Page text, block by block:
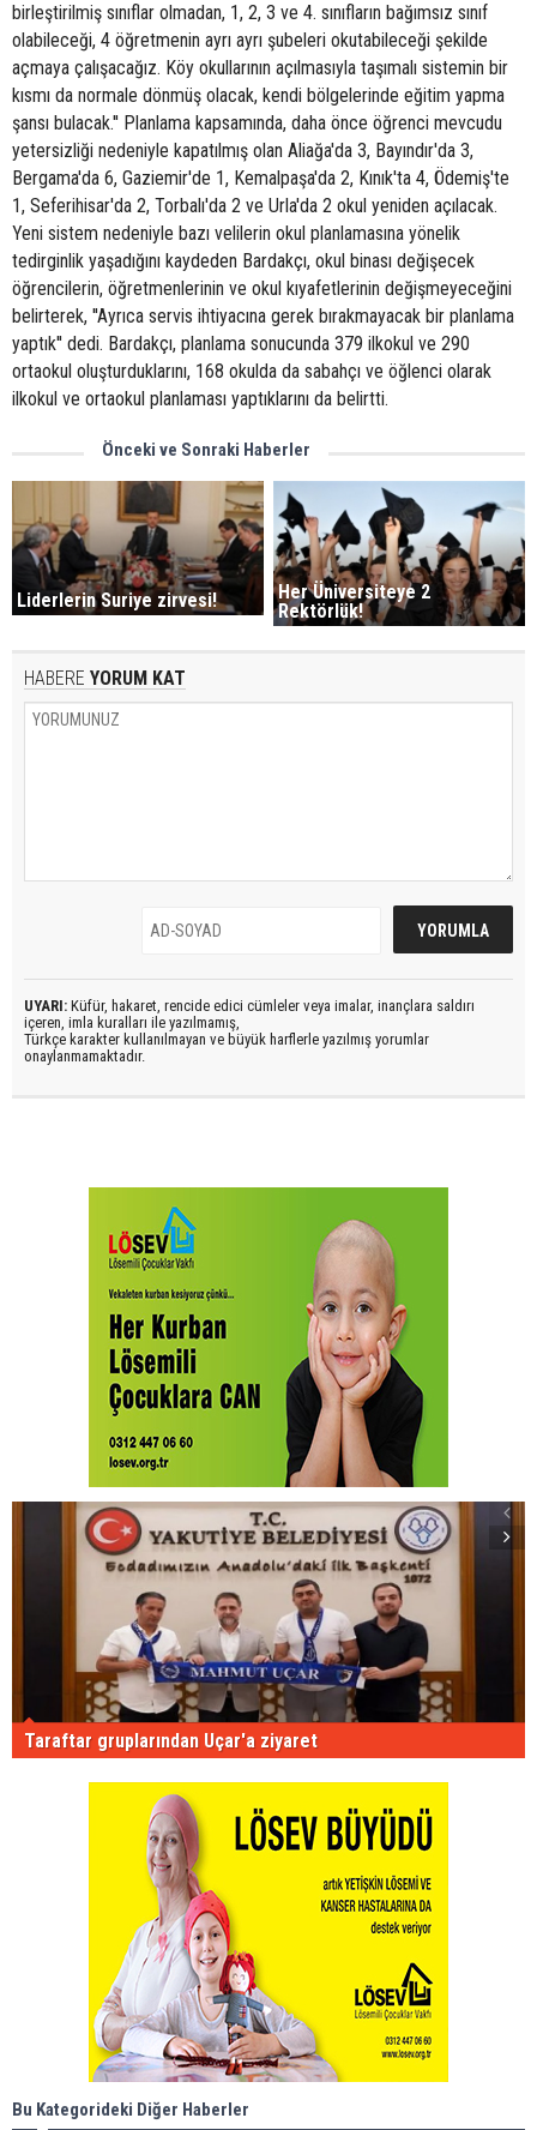
birleştirilmiş sınıflar olmadan, 1, 2, 3 ve 4. sınıfların bağımsız sınıf
olabileceği, 4 öğretmenin ayrı ayrı şubeleri okutabileceği şekilde
açmaya çalışacağız. Köy okullarının açılmasıyla taşımalı sistemin bir
kısmı da normale dönmüş olacak, kendi bölgelerinde eğitim yapma
şansı bulacak.'' Planlama kapsamında, daha önce öğrenci mevcudu
yetersizliği nedeniyle kapatılmış olan Aliağa'da 3, Bayındır'da 3,
Bergama'da 6, Gaziemir'de 1, Kemalpaşa'da 2, Kınık'ta 4, Ödemiş'te
1, Seferihisar'da 2, Torbalı'da 2 ve Urla'da 2 okul yeniden açılacak.
Yeni sistem nedeniyle bazı velilerin okul planlamasına yönelik
tedirginlik yaşadığını kaydeden Bardakçı, okul binası değişecek
öğrencilerin, öğretmenlerinin ve okul kıyafetlerinin değişmeyeceğini
belirterek, ''Ayrıca servis ihtiyacına gerek bırakmayacak bir planlama
yaptık'' dedi. Bardakçı, planlama sonucunda 379 ilkokul ve 290
ortaokul oluşturduklarını, 168 okulda da sabahçı ve öğlenci olarak
ilkokul ve ortaokul planlaması yaptıklarını da belirtti.
Önceki ve Sonraki Haberler
Liderlerin Suriye zirvesi!
Her Üniversiteye 2
Rektörlük!
HABERE YORUM KAT
UYARI: Küfür, hakaret, rencide edici cümleler veya imalar, inançlara saldırı
içeren, imla kuralları ile yazılmamış,
Türkçe karakter kullanılmayan ve büyük harflerle yazılmış yorumlar
onaylanmamaktadır.
Taraftar gruplarından Uçar'a ziyaret
Bu Kategorideki Diğer Haberler